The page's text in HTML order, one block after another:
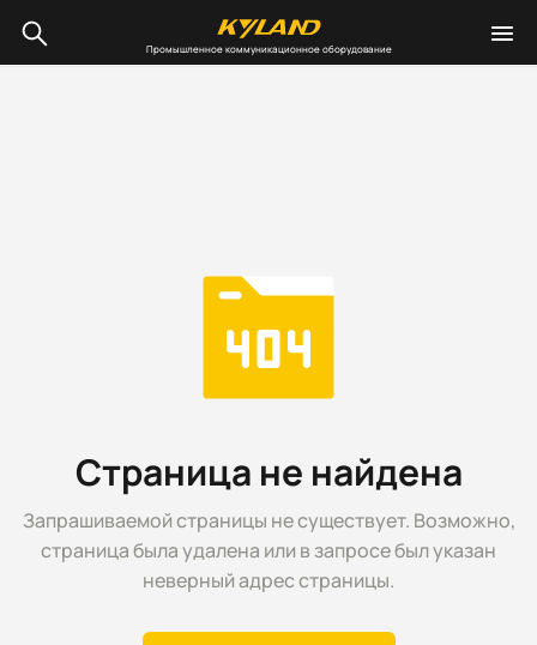
Промышленное коммуникационное оборудование
Страница не найдена
Запрашиваемой страницы не существует. Возможно,
страница была удалена или в запросе был указан
неверный адрес страницы.